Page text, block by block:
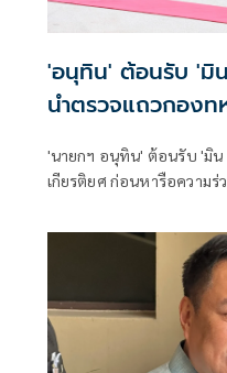
'อนุทิน' ต้อนรับ 'มิ
นำตรวจแถวกองท
'นายกฯ อนุทิน' ต้อนรับ 'มิน
เกียรติยศ ก่อนหารือความร่